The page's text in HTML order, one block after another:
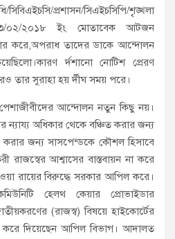
প্রশাসন/সিএইচসিপি/শৃৃঙ্খলা
০২/২০১৮ ইং মোতাবেক আটজন
করে,অপরাধ তাদের ডাকে আন্দোলন
র্দশানো নোটিশ প্রেরণ
তার সুরাহা হয় র্দীঘ সময় পরে।
আন্দোলন নতুন কিছু নয়।
ন্যায্য অধিকার থেকে বঞ্চিত করার জন্য
করার জন্য সাসপেন্ডকে কৌশল হিসাবে
রাজস্বের আশ্বাসের বাস্তবায়ন না করে
রায়ের বিরুদ্ধে সরকার আপিল করে।
হেলথ কেয়ার প্রোভাইডার
(রাজস্ব) বিষয়ে হাইকোর্টের
দিয়েছেন আপিল বিভাগ। আদালত